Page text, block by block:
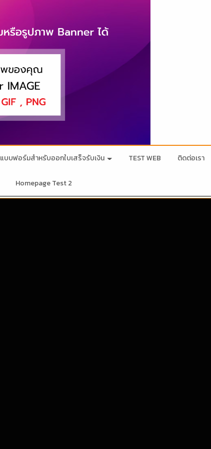
แบบฟอร์มสำหรับออกใบเสร็จรับเงิน TEST WEB ติดต่อเรา
Homepage Test 2